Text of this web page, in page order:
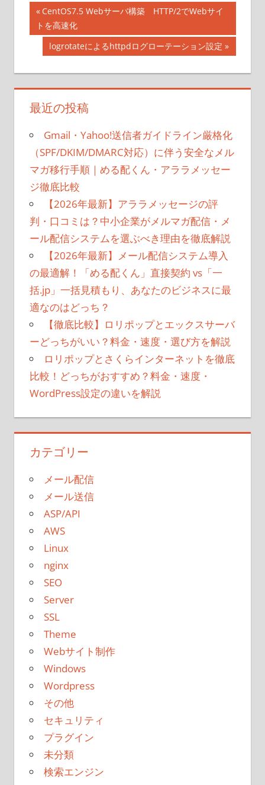
投
稿
ナ
ビ
ゲ
ー
シ
ョ
ン
前
の
記
事:
CentOS7.5 Webサーバ構築 HTTP/2でWebサイ
トを高速化
次
記
事:
logrotateによるhttpdログローテーション設定
最近の投稿
Gmail・Yahoo!送信者ガイドライン厳格化
（SPF/DKIM/DMARC対応）に伴う安全なメル
マガ移行手順｜める配くん・アララメッセー
ジ徹底比較
【2026年最新】アララメッセージの評
判・口コミは？中小企業がメルマガ配信・メ
ール配信システムを選ぶべき理由を徹底解説
【2026年最新】メール配信システム導入
の最適解！「める配くん」直接契約 vs「一
括.jp」一括見積もり、あなたのビジネスに最
適なのはどっち？
【徹底比較】ロリポップとエックスサーバ
ーどっちがいい？料金・速度・選び方を解説
ロリポップとさくらインターネットを徹底
比較！どっちがおすすめ？料金・速度・
WordPress設定の違いを解説
カテゴリー
メール配信
メール送信
ASP/API
AWS
Linux
nginx
SEO
Server
SSL
Theme
Webサイト制作
Windows
Wordpress
その他
セキュリティ
プラグイン
未分類
検索エンジン